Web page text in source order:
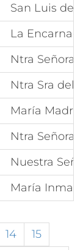
San Luis de
La
Ntra Señora
Ntra Sra del
María
Ntra Señora
Nuestra
María
14
15